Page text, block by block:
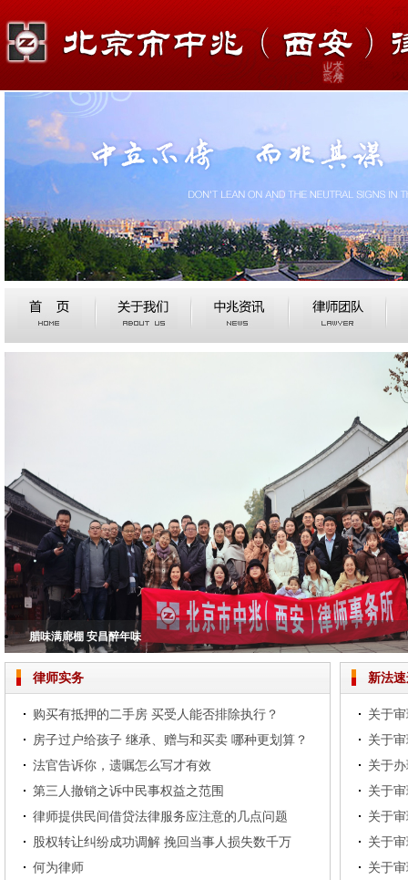
版权护航书香陕西
腊味满廊棚 安昌醉年味
铭记历史，担当使命——北京市中兆（西安）律师事务所共观抗战胜利80周年
北京市中兆（西安）律师事务所2024年度总结大会圆满落幕
逍遥世外境 仙中张家界——记录2024年西安中兆张家界踏春之旅
律师实务
购买有抵押的二手房 买受人能否排除执行？
房子过户给孩子 继承、赠与和买卖 哪种更划算？
法官告诉你，遗嘱怎么写才有效
第三人撤销之诉中民事权益之范围
律师提供民间借贷法律服务应注意的几点问题
股权转让纠纷成功调解 挽回当事人损失数千万
何为律师
新法
关于